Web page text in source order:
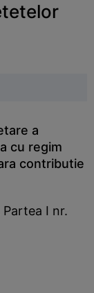
a
cu regim
contributie
I nr.